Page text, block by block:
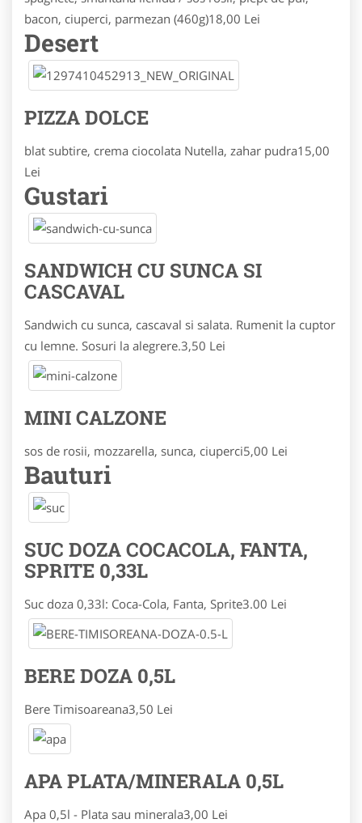
bacon, ciuperci, parmezan (460g)18,00 Lei
Desert
PIZZA DOLCE
blat subtire, crema ciocolata Nutella, zahar pudra15,00
Lei
Gustari
SANDWICH CU SUNCA SI
CASCAVAL
Sandwich cu sunca, cascaval si salata. Rumenit la cuptor
cu lemne. Sosuri la alegrere.3,50 Lei
MINI CALZONE
sos de rosii, mozzarella, sunca, ciuperci5,00 Lei
Bauturi
SUC DOZA COCACOLA, FANTA,
SPRITE 0,33L
Suc doza 0,33l: Coca-Cola, Fanta, Sprite3.00 Lei
BERE DOZA 0,5L
Bere Timisoareana3,50 Lei
APA PLATA/MINERALA 0,5L
Apa 0,5l - Plata sau minerala3,00 Lei